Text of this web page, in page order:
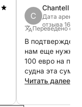
C
Chantell
Дата аренды
отзыва
Переведено с
В
нам еще нужно
100 евро на
судна эта
увеличилась до
Читать далее